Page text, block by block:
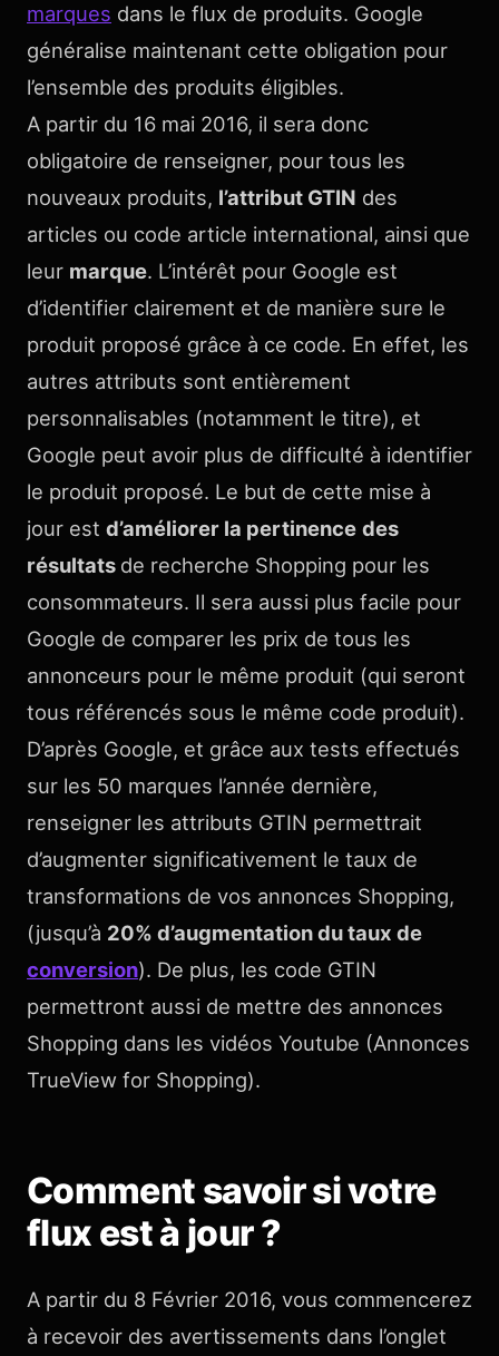
marques dans le flux de produits. Google
généralise maintenant cette obligation pour
l’ensemble des produits éligibles.
A partir du 16 mai 2016, il sera donc
obligatoire de renseigner, pour tous les
nouveaux produits, l’attribut GTIN des
articles ou code article international, ainsi que
leur marque. L’intérêt pour Google est
d’identifier clairement et de manière sure le
produit proposé grâce à ce code. En effet, les
autres attributs sont entièrement
personnalisables (notamment le titre), et
Google peut avoir plus de difficulté à identifier
le produit proposé. Le but de cette mise à
jour est d’améliorer la pertinence des
résultats de recherche Shopping pour les
consommateurs. Il sera aussi plus facile pour
Google de comparer les prix de tous les
annonceurs pour le même produit (qui seront
tous référencés sous le même code produit).
D’après Google, et grâce aux tests effectués
sur les 50 marques l’année dernière,
renseigner les attributs GTIN permettrait
d’augmenter significativement le taux de
transformations de vos annonces Shopping,
(jusqu’à 20% d’augmentation du taux de
conversion). De plus, les code GTIN
permettront aussi de mettre des annonces
Shopping dans les vidéos Youtube (Annonces
TrueView for Shopping).
Comment savoir si votre
flux est à jour ?
A partir du 8 Février 2016, vous commencerez
à recevoir des avertissements dans l’onglet